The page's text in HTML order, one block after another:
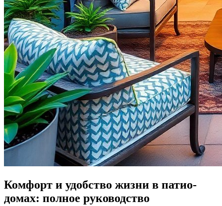
Комфорт и удобство жизни в патио-
домах: полное руководство